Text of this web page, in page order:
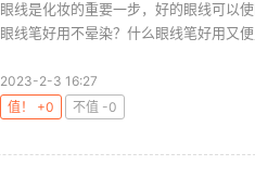
眼线是化妆的重要一步，好的眼线可以
眼线笔好用不晕染？什么眼线笔好用又
2023-2-3 16:27
值！ +0
不值 -0